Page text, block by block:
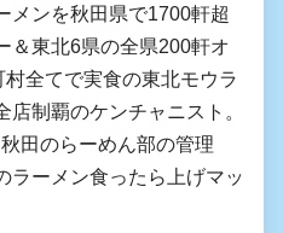
メンを秋田県で1700軒超
＆東北6県の全県200軒オ
全てで実食の東北モウラ
制覇のケンチャニスト。
田のらーめん部の管理
ラーメン食ったら上げマッ